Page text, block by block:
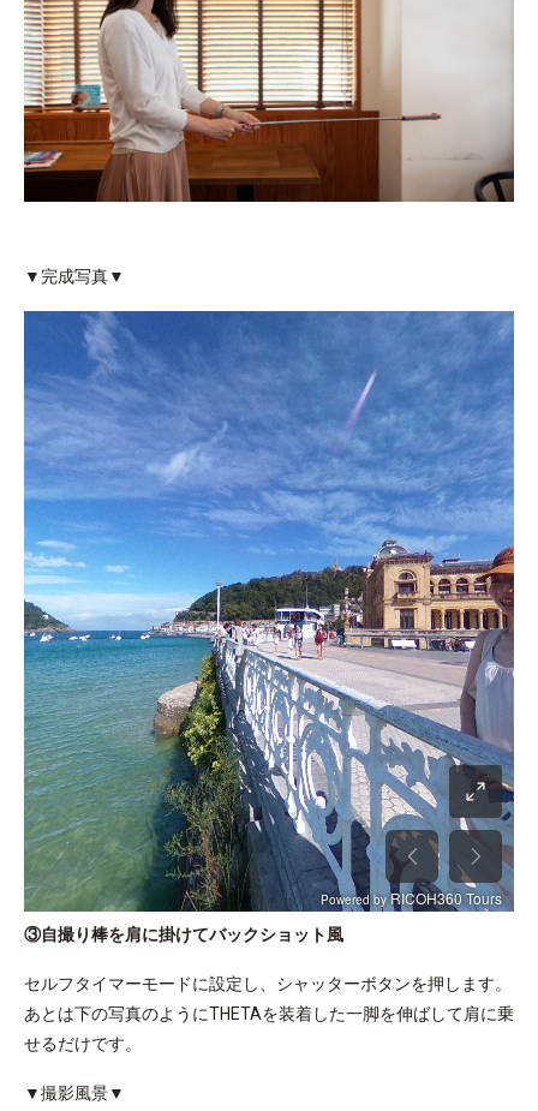
▼完成写真▼
③自撮り棒を肩に掛けてバックショット風
セルフタイマーモードに設定し、シャッターボタンを押します。
あとは下の写真のようにTHETAを装着した一脚を伸ばして肩に乗
せるだけです。
▼撮影風景▼